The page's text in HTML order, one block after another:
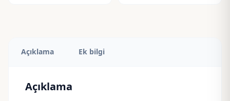
Açıklama Ek bilgi
Açıklama